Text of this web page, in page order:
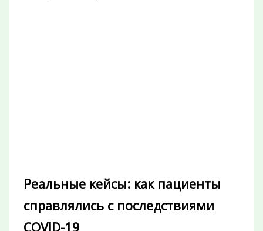
Реальные кейсы: как пациенты
справлялись с последствиями
COVID-19